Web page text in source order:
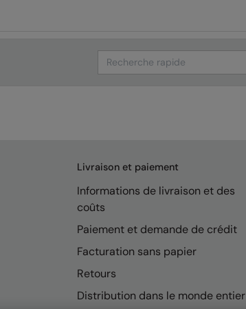
Search
Livraison et paiement
Informations de livraison et des
coûts
Paiement et demande de crédit
Facturation sans papier
Retours
Distribution dans le monde entier